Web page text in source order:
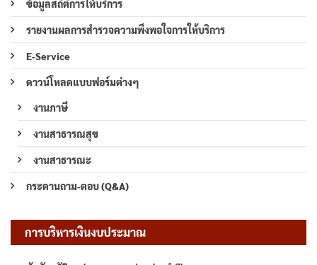
ข้อมูลสถิติการให้บริการ
รายงานผลการสำรวจความพึงพอใจการให้บริการ
E-Service
ดาวน์โหลดแบบฟอร์มต่างๆ
งานภาษี
งานสาธารณสุข
งานสาธารณะ
กระดานถาม-ตอบ (Q&A)
การบริหารเงินงบประมาณ